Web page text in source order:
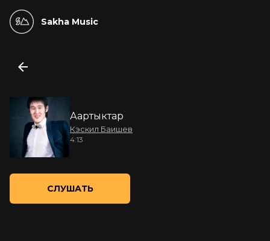
Sakha Music
Аартыктар
Кэскил Баишев
4:13
СЛУШАТЬ